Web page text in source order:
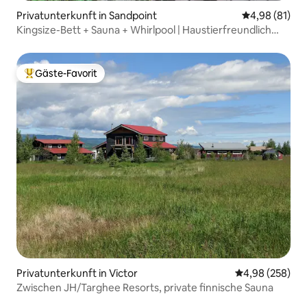
Privatunterkunft in Sandpoint
4,98 (81)
Kingsize-Bett + Sauna + Whirlpool | Haustierfreundlich
Beliebter Gäste-Favorit.
Gäste-Favorit
Privatunterkunft in Victor
4,98 (258)
Zwischen JH/Targhee Resorts, private finnische Sauna